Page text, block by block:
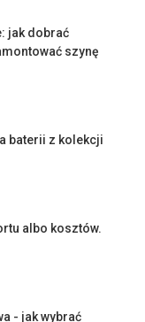
jak dobrać
szynę
baterii z kolekcji
albo kosztów.
- jak wybrać